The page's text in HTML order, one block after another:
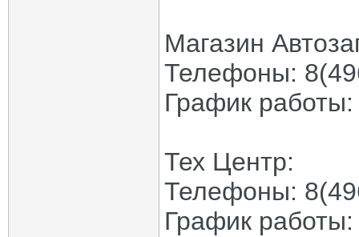
Магазин
Телефоны:
График
Тех Центр:
Телефоны:
График